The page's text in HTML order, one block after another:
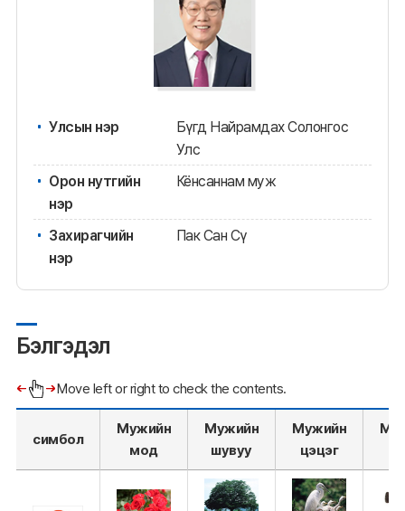
Улсын нэр
Бүгд Найрамдах Солонгос
Улс
Орон нутгийн
нэр
Кёнсаннам муж
Захирагчийн
нэр
Пак Сан Сү
Бэлгэдэл
Move left or right to check the contents.
симбол
Мужийн
мод
Мужийн
шувуу
Мужийн
цэцэг